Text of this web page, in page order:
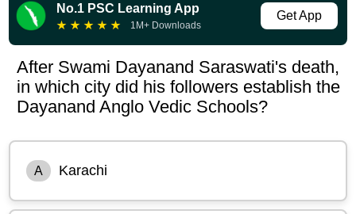
No.1 PSC Learning App
★ ★ ★ ★ ★ 1M+ Downloads
Get App
After Swami Dayanand Saraswati's death,
in which city did his followers establish the
Dayanand Anglo Vedic Schools?
A Karachi